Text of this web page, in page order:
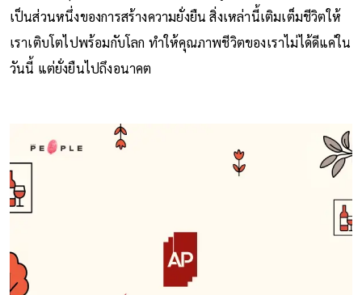
เป็นส่วนหนึ่งของการสร้างความยั่งยืน สิ่งเหล่านี้เติมเต็มชีวิตให้
เราเติบโตไปพร้อมกับโลก ทำให้คุณภาพชีวิตของเราไม่ได้ดีแค่ใน
วันนี้ แต่ยั่งยืนไปถึงอนาคต